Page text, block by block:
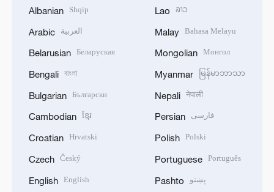
Albanian Shqip
Arabic العربية
Belarusian Беларуская
Bengali বাংলা
Bulgarian Български
Cambodian ខ្មែរ
Croatian Hrvatski
Czech Český
English English
Lao ລາວ
Malay Bahasa Melayu
Mongolian Монгол
Myanmar မြန်မာဘာသာ
Nepali नेपाली
Persian فارسی
Polish Polski
Portuguese Português
Pashto پښتو